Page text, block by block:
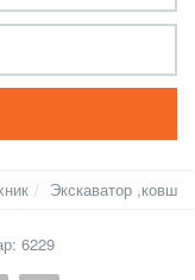
Экскаватор ,ковш
6229